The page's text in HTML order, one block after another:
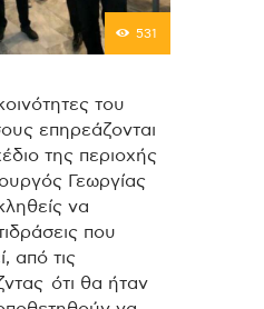
531
του
επηρεάζονται
της περιοχής
Γεωργίας
να
που
από τις
ότι θα ήταν